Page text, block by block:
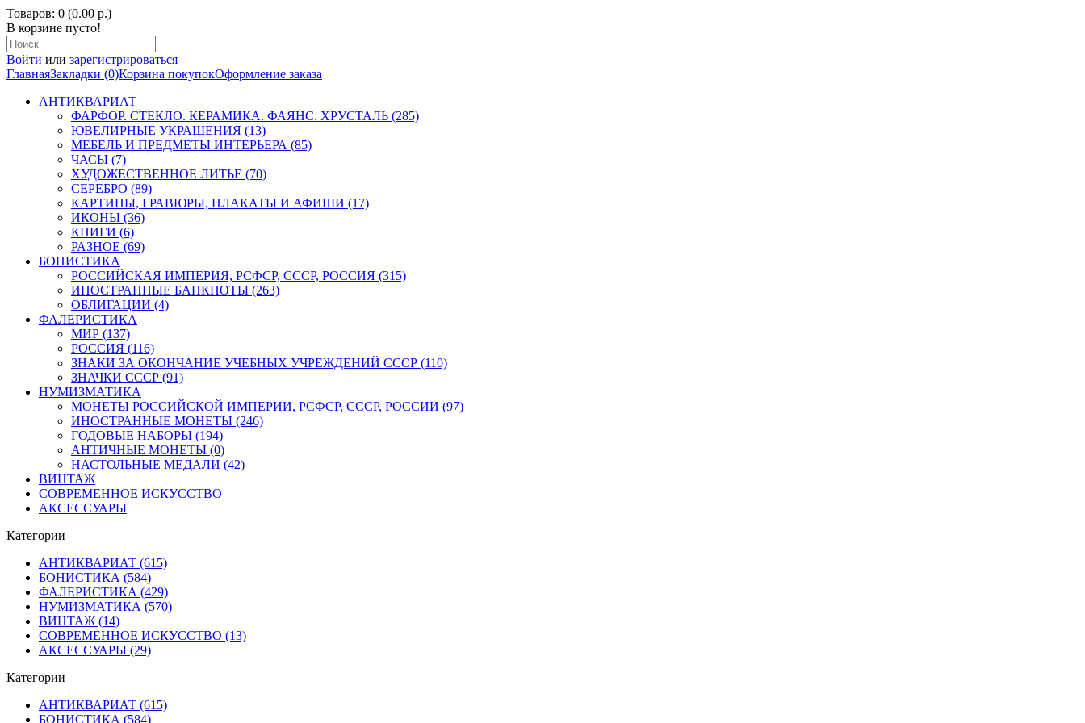
Товаров: 0 (0.00 р.)
В корзине пусто!
Войти или зарегистрироваться
ГлавнаяЗакладки (0)Корзина покупокОформление заказа
АНТИКВАРИАТ
ФАРФОР. СТЕКЛО. КЕРАМИКА. ФАЯНС. ХРУСТАЛЬ (285)
ЮВЕЛИРНЫЕ УКРАШЕНИЯ (13)
МЕБЕЛЬ И ПРЕДМЕТЫ ИНТЕРЬЕРА (85)
ЧАСЫ (7)
ХУДОЖЕСТВЕННОЕ ЛИТЬЕ (70)
СЕРЕБРО (89)
КАРТИНЫ, ГРАВЮРЫ, ПЛАКАТЫ И АФИШИ (17)
ИКОНЫ (36)
КНИГИ (6)
РАЗНОЕ (69)
БОНИСТИКА
РОССИЙСКАЯ ИМПЕРИЯ, РСФСР, СССР, РОССИЯ (315)
ИНОСТРАННЫЕ БАНКНОТЫ (263)
ОБЛИГАЦИИ (4)
ФАЛЕРИСТИКА
МИР (137)
РОССИЯ (116)
ЗНАКИ ЗА ОКОНЧАНИЕ УЧЕБНЫХ УЧРЕЖДЕНИЙ СССР (110)
ЗНАЧКИ СССР (91)
НУМИЗМАТИКА
МОНЕТЫ РОССИЙСКОЙ ИМПЕРИИ, РСФСР, СССР, РОССИИ (97)
ИНОСТРАННЫЕ МОНЕТЫ (246)
ГОДОВЫЕ НАБОРЫ (194)
АНТИЧНЫЕ МОНЕТЫ (0)
НАСТОЛЬНЫЕ МЕДАЛИ (42)
ВИНТАЖ
СОВРЕМЕННОЕ ИСКУССТВО
АКСЕССУАРЫ
Категории
АНТИКВАРИАТ (615)
БОНИСТИКА (584)
ФАЛЕРИСТИКА (429)
НУМИЗМАТИКА (570)
ВИНТАЖ (14)
СОВРЕМЕННОЕ ИСКУССТВО (13)
АКСЕССУАРЫ (29)
Категории
АНТИКВАРИАТ (615)
БОНИСТИКА (584)